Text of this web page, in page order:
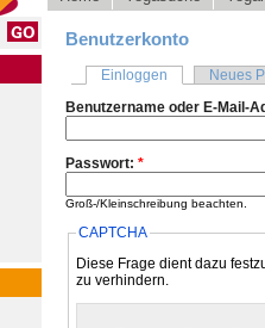
Benutzerkonto
Einloggen
Neues
Benutzername oder E-Mail-
Passwort: *
Groß-/Kleinschreibung beachten.
CAPTCHA
Diese Frage dient dazu
zu verhindern.